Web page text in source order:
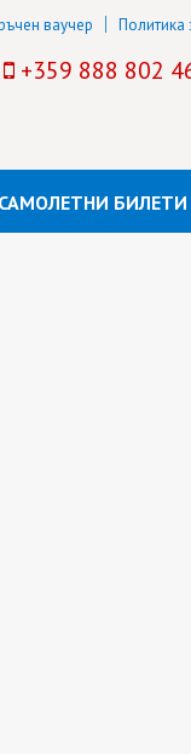
ваучер Политика
+359 888 802
САМОЛЕТНИ БИЛЕТИ